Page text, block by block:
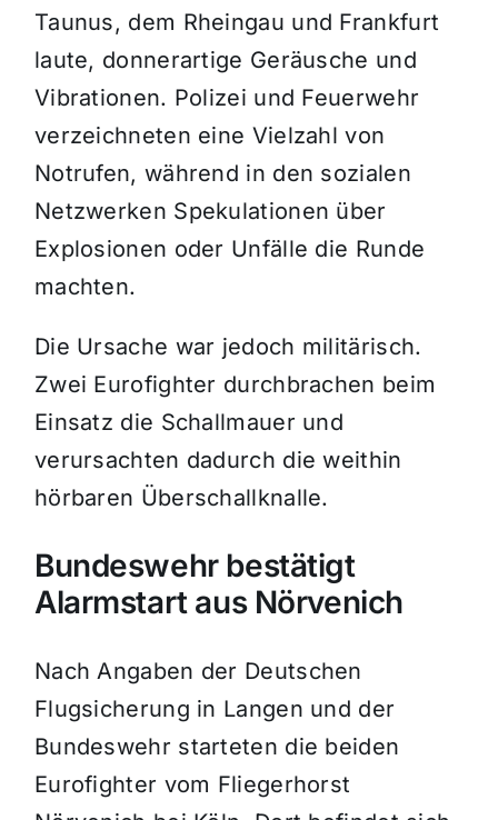
Taunus, dem Rheingau und Frankfurt
laute, donnerartige Geräusche und
Vibrationen. Polizei und Feuerwehr
verzeichneten eine Vielzahl von
Notrufen, während in den sozialen
Netzwerken Spekulationen über
Explosionen oder Unfälle die Runde
machten.
Die Ursache war jedoch militärisch.
Zwei Eurofighter durchbrachen beim
Einsatz die Schallmauer und
verursachten dadurch die weithin
hörbaren Überschallknalle.
Bundeswehr bestätigt
Alarmstart aus Nörvenich
Nach Angaben der Deutschen
Flugsicherung in Langen und der
Bundeswehr starteten die beiden
Eurofighter vom Fliegerhorst